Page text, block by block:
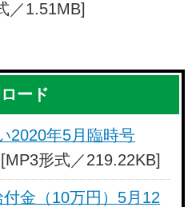
／1.51MB]
ード
2020年5月臨時号
[MP3形式／219.22KB]
付金（10万円）5月12